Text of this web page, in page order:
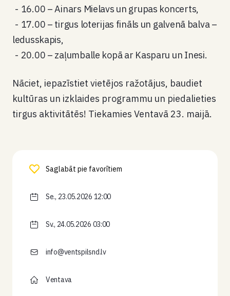
16.00 – Ainars Mielavs un grupas koncerts,
17.00 – tirgus loterijas fināls un galvenā balva –
ledusskapis,
20.00 – zaļumballe kopā ar Kasparu un Inesi.
Nāciet, iepazīstiet vietējos ražotājus, baudiet
kultūras un izklaides programmu un piedalieties
tirgus aktivitātēs! Tiekamies Ventavā 23. maijā.
Saglabāt pie favorītiem
Se., 23.05.2026 12:00
Sv., 24.05.2026 03:00
info@ventspilsnd.lv
Ventava